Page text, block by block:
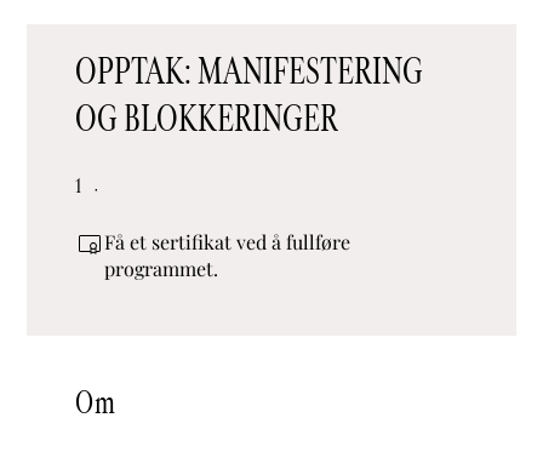
OPPTAK: MANIFESTERING
OG BLOKKERINGER
1
Få et sertifikat ved å fullføre
programmet.
Om